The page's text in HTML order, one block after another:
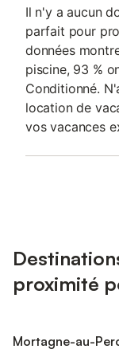
Il n'y a aucun
parfait pour
données
piscine, 93 %
Conditionné.
location de
vos vacances
proximité
Mortagne-au-